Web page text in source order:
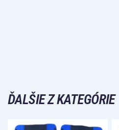
ĎALŠIE Z KATEGÓRIE